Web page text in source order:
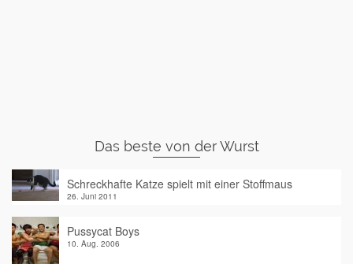
Das beste von der Wurst
Schreckhafte Katze spielt mit einer Stoffmaus
26. Juni 2011
Pussycat Boys
10. Aug. 2006